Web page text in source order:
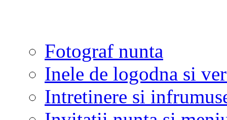
Fotograf nunta
Inele de logodna si
Intretinere si